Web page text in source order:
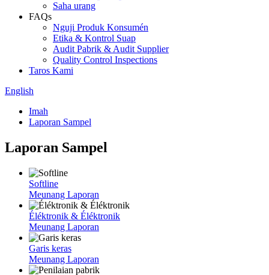
Saha urang
FAQs
Nguji Produk Konsumén
Etika & Kontrol Suap
Audit Pabrik & Audit Supplier
Quality Control Inspections
Taros Kami
English
Imah
Laporan Sampel
Laporan Sampel
Softline
Meunang Laporan
Éléktronik & Éléktronik
Meunang Laporan
Garis keras
Meunang Laporan